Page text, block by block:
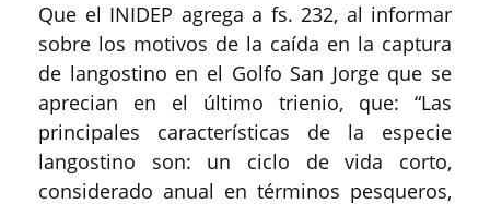
Que el INIDEP agrega a fs. 232, al informar
sobre los motivos de la caída en la captura
de langostino en el Golfo San Jorge que se
aprecian en el último trienio, que: “Las
principales características de la especie
langostino son: un ciclo de vida corto,
considerado anual en términos pesqueros,